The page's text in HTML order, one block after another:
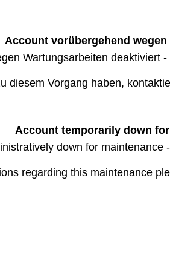
Account vorübergehend
Wartungsarbeiten deaktiviert
diesem Vorgang haben,
Account temporarily down
down for maintenance
regarding this maintenance